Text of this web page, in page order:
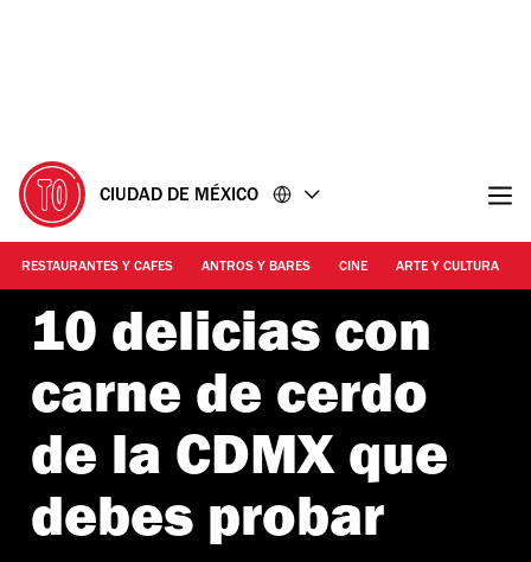
CIUDAD DE MÉXICO
RESTAURANTES Y CAFES ANTROS Y BARES CINE ARTE Y CULTURA
10 delicias con
carne de cerdo
de la CDMX que
debes probar